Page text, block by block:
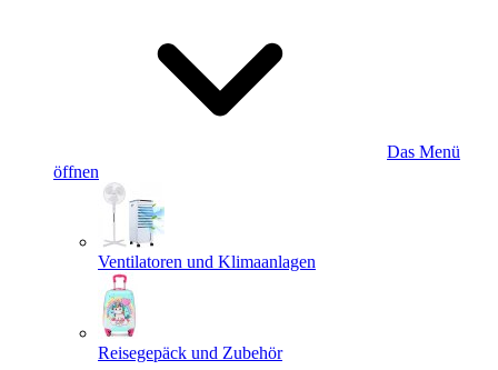
Das Menü
öffnen
Ventilatoren und Klimaanlagen
Reisegepäck und Zubehör